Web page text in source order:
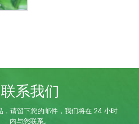
联系我们
，请留下您的邮件，我们将在 24 小时
内与您联系。